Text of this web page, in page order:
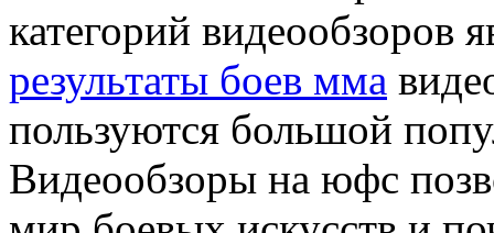
категорий
результаты боев мма
пользуются большой
Видеообзоры на юфс